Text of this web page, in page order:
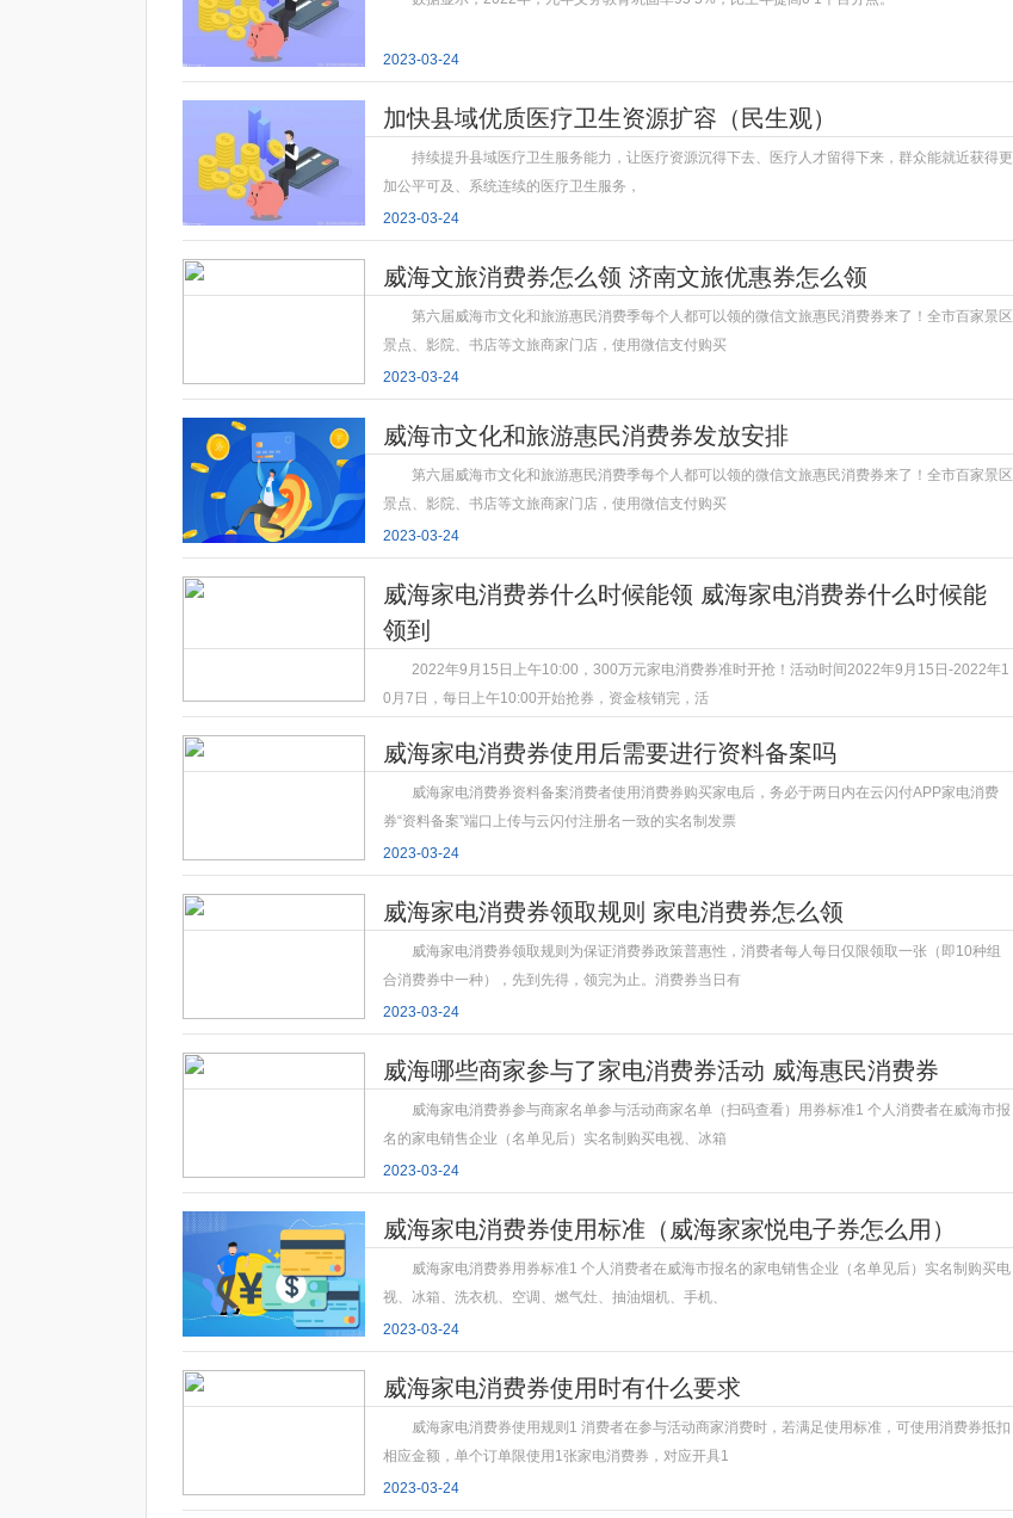
2023-03-24
加快县域优质医疗卫生资源扩容（民生观）
持续提升县域医疗卫生服务能力，让医疗资源沉得下去、医疗人才留得下来，群众能就近获得更
加公平可及、系统连续的医疗卫生服务，
2023-03-24
威海文旅消费券怎么领 济南文旅优惠券怎么领
第六届威海市文化和旅游惠民消费季每个人都可以领的微信文旅惠民消费券来了！全市百家景区
景点、影院、书店等文旅商家门店，使用微信支付购买
2023-03-24
威海市文化和旅游惠民消费券发放安排
第六届威海市文化和旅游惠民消费季每个人都可以领的微信文旅惠民消费券来了！全市百家景区
景点、影院、书店等文旅商家门店，使用微信支付购买
2023-03-24
威海家电消费券什么时候能领 威海家电消费券什么时候能
领到
2022年9月15日上午10:00，300万元家电消费券准时开抢！活动时间2022年9月15日-2022年1
0月7日，每日上午10:00开始抢券，资金核销完，活
威海家电消费券使用后需要进行资料备案吗
威海家电消费券资料备案消费者使用消费券购买家电后，务必于两日内在云闪付APP家电消费
券“资料备案”端口上传与云闪付注册名一致的实名制发票
2023-03-24
威海家电消费券领取规则 家电消费券怎么领
威海家电消费券领取规则为保证消费券政策普惠性，消费者每人每日仅限领取一张（即10种组
合消费券中一种），先到先得，领完为止。消费券当日有
2023-03-24
威海哪些商家参与了家电消费券活动 威海惠民消费券
威海家电消费券参与商家名单参与活动商家名单（扫码查看）用券标准1 个人消费者在威海市报
名的家电销售企业（名单见后）实名制购买电视、冰箱
2023-03-24
威海家电消费券使用标准（威海家家悦电子券怎么用）
威海家电消费券用券标准1 个人消费者在威海市报名的家电销售企业（名单见后）实名制购买电
视、冰箱、洗衣机、空调、燃气灶、抽油烟机、手机、
2023-03-24
威海家电消费券使用时有什么要求
威海家电消费券使用规则1 消费者在参与活动商家消费时，若满足使用标准，可使用消费券抵扣
相应金额，单个订单限使用1张家电消费券，对应开具1
2023-03-24